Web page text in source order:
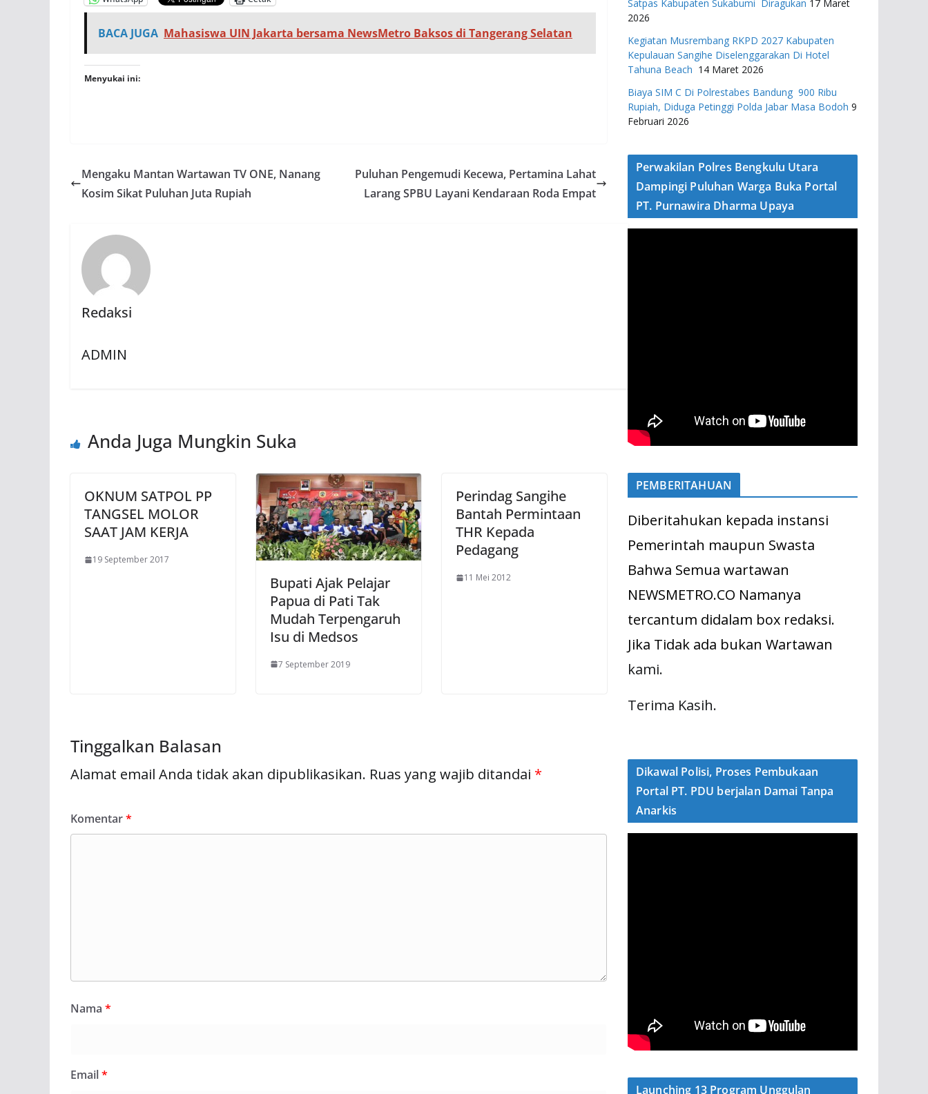
BACA JUGA Mahasiswa UIN Jakarta bersama NewsMetro Baksos di Tangerang Selatan
Menyukai ini:
Mengaku Mantan Wartawan TV ONE, Nanang
Kosim Sikat Puluhan Juta Rupiah
Puluhan Pengemudi Kecewa, Pertamina Lahat
Larang SPBU Layani Kendaraan Roda Empat
Redaksi
ADMIN
Anda Juga Mungkin Suka
OKNUM SATPOL PP
TANGSEL MOLOR
SAAT JAM KERJA
19 September 2017
Bupati Ajak Pelajar
Papua di Pati Tak
Mudah Terpengaruh
Isu di Medsos
7 September 2019
Perindag Sangihe
Bantah Permintaan
THR Kepada
Pedagang
11 Mei 2012
Tinggalkan Balasan
Alamat email Anda tidak akan dipublikasikan. Ruas yang wajib ditandai *
Komentar*
Nama *
Email*
Satpas Kabupaten Sukabumi Diragukan 17 Maret
2026
Kegiatan Musrembang RKPD 2027 ​Kabupaten
Kepulauan Sangihe Diselenggarakan Di Hotel
Tahuna Beach 14 Maret 2026
Biaya SIM C Di Polrestabes Bandung 900 Ribu
Rupiah, Diduga Petinggi Polda Jabar Masa Bodoh 9
Februari 2026
Perwakilan Polres Bengkulu Utara
Dampingi Puluhan Warga Buka Portal
PT. Purnawira Dharma Upaya
PEMBERITAHUAN
Diberitahukan kepada instansi
Pemerintah maupun Swasta
Bahwa Semua wartawan
NEWSMETRO.CO Namanya
tercantum didalam box redaksi.
Jika Tidak ada bukan Wartawan
kami.
Terima Kasih.
Dikawal Polisi, Proses Pembukaan
Portal PT. PDU berjalan Damai Tanpa
Anarkis
Launching 13 Program Unggulan